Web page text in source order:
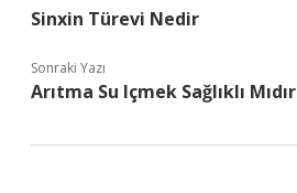
Sinxin Türevi Nedir
Sonraki Yazı
Arıtma Su Içmek Sağlıklı Mıdır